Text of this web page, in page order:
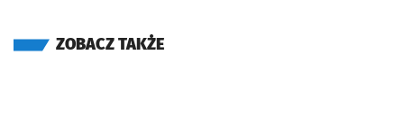
ZOBACZ TAKŻE